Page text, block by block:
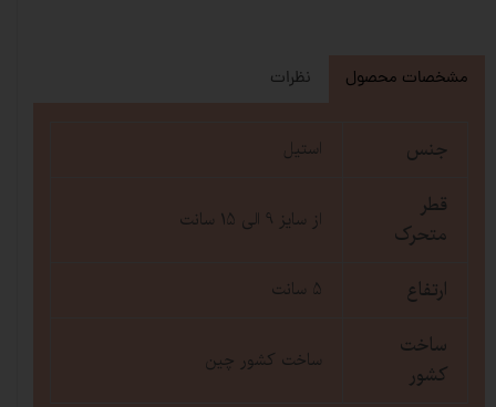
مشخصات محصول نظرات
جنس استیل
قطر
متحرک
از سایز 9 الی 15 سانت
ارتفاع 5 سانت
ساخت
کشور
ساخت کشور چین